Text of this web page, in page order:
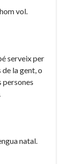
vol.
serveix per
la gent, o
persones
natal.